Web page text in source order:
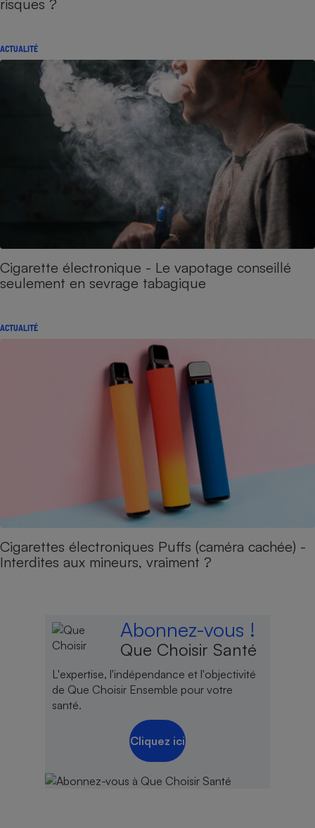
risques ?
ACTUALITÉ
Cigarette électronique - Le vapotage conseillé
seulement en sevrage tabagique
ACTUALITÉ
Cigarettes électroniques Puffs (caméra cachée) -
Interdites aux mineurs, vraiment ?
Abonnez-vous !
Que Choisir Santé
L'expertise, l'indépendance et l'objectivité
de Que Choisir Ensemble pour votre
santé.
Cliquez ici